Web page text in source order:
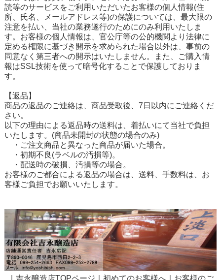
読等のサービスをご利用いただいたお客様の個人情報(住
所、氏名、メールアドレス等)の保護については、最大限の
注意を払い、当社の業務遂行のためにのみ利用いたしま
す。お客様の個人情報は、官公庁等の公的機関より法律に
定める権限に基づき開示を求められた場合以外は、事前の
同意なく第三者への開示はいたしません。また、ご購入情
報はSSL技術を使って暗号化することで保護しておりま
す。
【返品】
商品の返品のご連絡は、商品受取後、7日以内にご連絡くだ
さい。
以下の理由による返品時の送料は、着払いにて当社で負担
いたします。(商品未開封の状態の場合のみ)
・ご注文商品と異なった商品が届いた場合。
・初期不良(ラベルの汚損等)。
・配送時の破損、汚損等の場合。
お客様のご都合による返品の場合は、送料、手数料は、お
客様ご負担でお願いいたします。